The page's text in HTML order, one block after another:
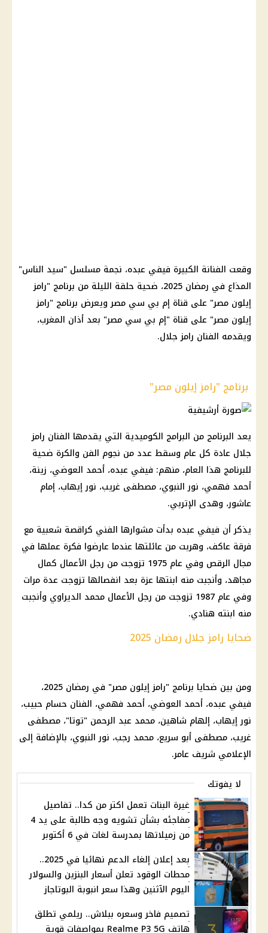
وقعت الفنانة الكبيرة فيفي عبده، نجمة مسلسل "سيد الناس"
المذاع في رمضان 2025، ضحية حلقة الليلة من برنامج "رامز
إيلون مصر" على قناة إم بي سي مصر ويعرض برنامج "رامز
إيلون مصر" على قناة "إم بي سي مصر" بعد أذان المغرب،
ويقدمه الفنان رامز جلال.
برنامج "رامز إيلون مصر"
يعد البرنامج من البرامج الكوميدية التي يقدمها الفنان رامز
جلال عادة كل عام وسقط عدد من نجوم الفن والكرة ضحية
للبرنامج هذا العام، منهم: فيفي عبده، أحمد العوضي، زينة،
أحمد فهمي، نور النبوي، مصطفى غريب، نور إيهاب، إمام
عاشور، وهدى الإتربي.
يذكر أن فيفي عبده بدأت مشوارها الفني كراقصة شعبية مع
فرقة عاكف، وهربت من عائلتها عندما عارضوا فكرة عملها في
مجال الرقص وفي عام 1975 تزوجت من رجل الأعمال كمال
مجاهد، وأنجبت منه ابنتها عزة بعد انفصالها تزوجت عدة مرات
وفي عام 1987 تزوجت من رجل الأعمال محمد الديراوي وأنجبت
منه ابنته هنادي.
ضحايا رامز جلال رمضان 2025
ومن بين ضحايا برنامج "رامز إيلون مصر" في رمضان 2025،
فيفي عبده، أحمد العوضي، أحمد فهمي، الفنان حسام حبيب،
نور إيهاب، إلهام شاهين، محمد عبد الرحمن "توتا"، مصطفى
غريب، مصطفى أبو سريع، محمد رجب، نور النبوي، بالإضافة إلى
الإعلامي شريف عامر.
لا يفوتك
غيرة البنات تعمل اكتر من كدا.. تفاصيل
مفاجئه بشأن تشويه وجه طالبة على يد 4
من زميلاتها بمدرسة لغات في 6 أكتوبر
بعد إعلان إلغاء الدعم نهائيا في 2025..
محطات الوقود تعلن أسعار البنزين والسوﻻر
اليوم الآثنين وهذا سعر انبوبة البوتاجاز
تصميم فاخر وسعره ببلاش.. ريلمي تطلق
هاتف Realme P3 5G بمواصفات قوية